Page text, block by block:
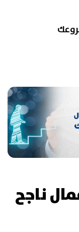
ناجح